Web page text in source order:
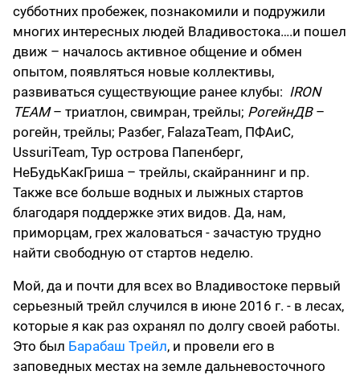
субботних пробежек, познакомили и подружили
многих интересных людей Владивостока….и пошел
движ – началось активное общение и обмен
опытом, появляться новые коллективы,
развиваться существующие ранее клубы: IRON
TEAM– триатлон, свимран, трейлы; РогейнДВ–
рогейн, трейлы; Разбег, FalazaTeam, ПФАиС,
UssuriTeam, Тур острова Папенберг,
НеБудьКакГриша – трейлы, скайраннинг и пр.
Также все больше водных и лыжных стартов
благодаря поддержке этих видов. Да, нам,
приморцам, грех жаловаться - зачастую трудно
найти свободную от стартов неделю.
Мой, да и почти для всех во Владивостоке первый
серьезный трейл случился в июне 2016 г. - в лесах,
которые я как раз охранял по долгу своей работы.
Это был Барабаш Трейл, и провели его в
заповедных местах на земле дальневосточного